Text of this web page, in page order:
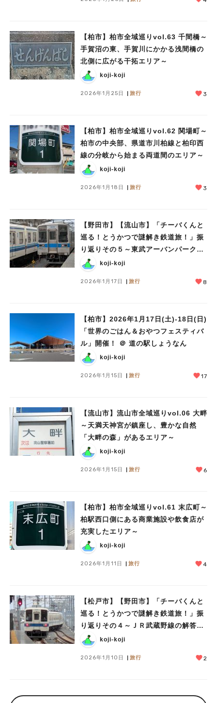
【柏市】柏市全域巡りvol.63 千間橋～
手賀沼の東、手賀川にかかる浅間橋の
北側に広がる干拓エリア～
koji-koji
2026年1月25日 旅行 3
【柏市】柏市全域巡りvol.62 関場町～
柏市の中央部、県道市川柏線と柏印西
線の分岐から始まる両道間のエリア～
koji-koji
2026年1月18日 旅行 3
【野田市】【流山市】「チーバくんと
巡る！とうかつで謎解き鉄道旅！」振
り返りその５～東武アーバンパークラ
インの解答とつくばエクスプレスの問
題～
koji-koji
2026年1月17日 旅行 8
【柏市】2026年1月17日(土)-18日(日)
「世界のごはん＆おやつフェスティバ
ル」開催！ ＠ 道の駅しょうなん
koji-koji
2026年1月15日 旅行 17
【流山市】流山市全域巡りvol.06 大畔
～天満天神宮が鎮座し、豊かな自然
「大畔の森」があるエリア～
koji-koji
2026年1月15日 旅行 6
【柏市】柏市全域巡りvol.61 末広町～
柏駅西口側にある商業施設や飲食店が
充実したエリア～
koji-koji
2026年1月11日 旅行 4
【松戸市】【野田市】「チーバくんと
巡る！とうかつで謎解き鉄道旅！」振
り返りその４～ＪＲ武蔵野線の解答と
東武アーバンパークラインの問題～
koji-koji
2026年1月10日 旅行 2